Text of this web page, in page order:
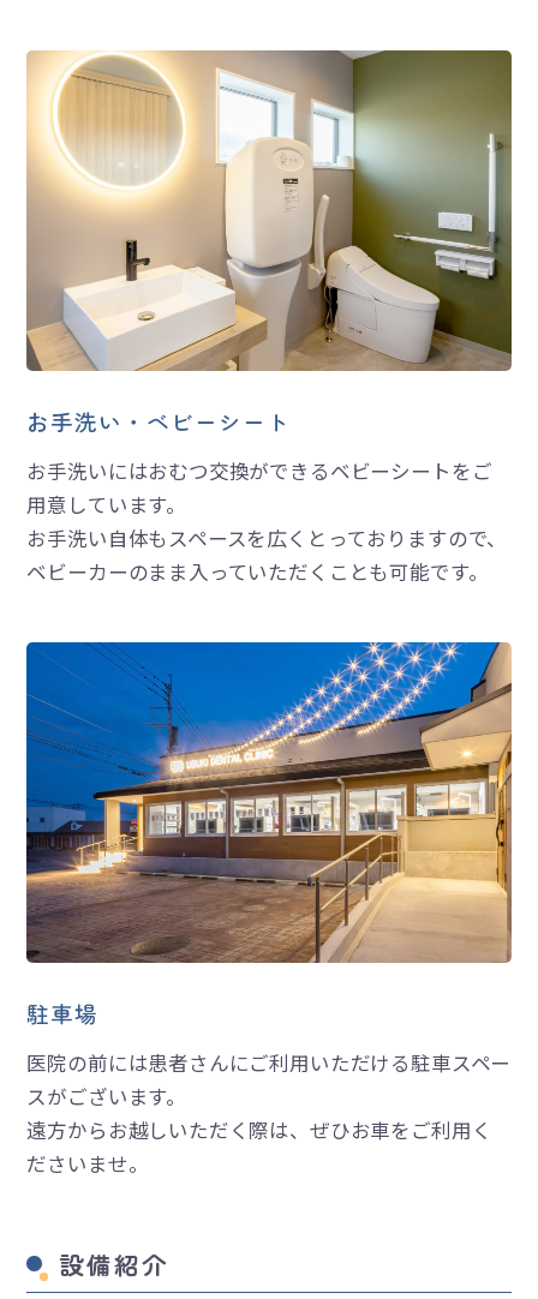
お手洗い・ベビーシート
お手洗いにはおむつ交換ができるベビーシートをご
用意しています。
お手洗い自体もスペースを広くとっておりますので、
ベビーカーのまま入っていただくことも可能です。
駐車場
医院の前には患者さんにご利用いただける駐車スペー
スがございます。
遠方からお越しいただく際は、ぜひお車をご利用く
ださいませ。
設備紹介